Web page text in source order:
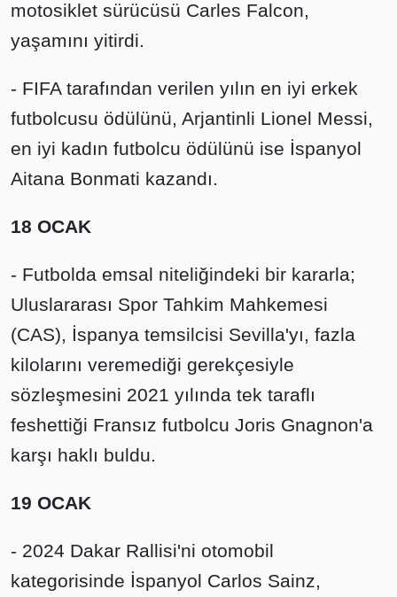
motosiklet sürücüsü Carles Falcon,
yaşamını yitirdi.
- FIFA tarafından verilen yılın en iyi erkek
futbolcusu ödülünü, Arjantinli Lionel Messi,
en iyi kadın futbolcu ödülünü ise İspanyol
Aitana Bonmati kazandı.
18 OCAK
- Futbolda emsal niteliğindeki bir kararla;
Uluslararası Spor Tahkim Mahkemesi
(CAS), İspanya temsilcisi Sevilla'yı, fazla
kilolarını veremediği gerekçesiyle
sözleşmesini 2021 yılında tek taraflı
feshettiği Fransız futbolcu Joris Gnagnon'a
karşı haklı buldu.
19 OCAK
- 2024 Dakar Rallisi'ni otomobil
kategorisinde İspanyol Carlos Sainz,